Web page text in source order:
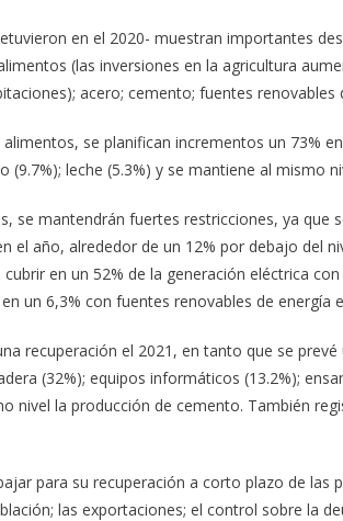
en el 2020- muestran importantes
(las inversiones en la agricultura
acero; cemento; fuentes renovables
se planifican incrementos un 73%
(9.7%); leche (5.3%) y se mantiene al mismo
se mantendrán fuertes restricciones, ya que
el año, alrededor de un 12% por debajo del
en un 52% de la generación eléctrica
un 6,3% con fuentes renovables de energía
recuperación el 2021, en tanto que se
(32%); equipos informáticos (13.2%);
nivel la producción de cemento. También
para su recuperación a corto plazo de las
las exportaciones; el control sobre la